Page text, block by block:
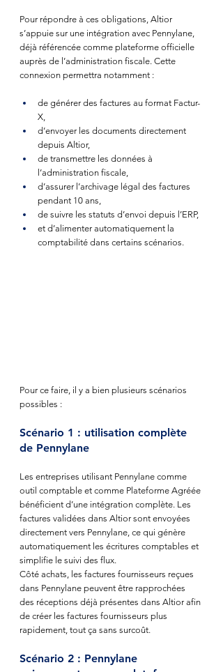
Pour répondre à ces obligations, Altior
s’appuie sur une intégration avec Pennylane,
déjà référencée comme plateforme officielle
auprès de l’administration fiscale. Cette
connexion permettra notamment :
de générer des factures au format Factur-
X,
d’envoyer les documents directement
depuis Altior,
de transmettre les données à
l’administration fiscale,
d’assurer l’archivage légal des factures
pendant 10 ans,
de suivre les statuts d’envoi depuis l’ERP,
et d’alimenter automatiquement la
comptabilité dans certains scénarios.
Pour ce faire, il y a bien plusieurs scénarios
possibles :
Scénario 1 : utilisation complète
de Pennylane
Les entreprises utilisant Pennylane comme
outil comptable et comme Plateforme Agréée
bénéficient d’une intégration complète. Les
factures validées dans Altior sont envoyées
directement vers Pennylane, ce qui génère
automatiquement les écritures comptables et
simplifie le suivi des flux.
Côté achats, les factures fournisseurs reçues
dans Pennylane peuvent être rapprochées
des réceptions déjà présentes dans Altior afin
de créer les factures fournisseurs plus
rapidement, tout ça sans surcoût.
Scénario 2 : Pennylane